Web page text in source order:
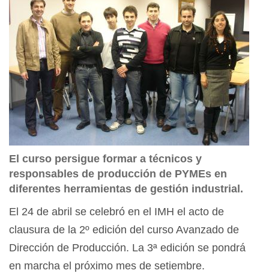
El curso persigue formar a técnicos y
responsables de producción de PYMEs en
diferentes herramientas de gestión industrial.
El 24 de abril se celebró en el IMH el acto de
clausura de la 2º edición del curso Avanzado de
Dirección de Producción. La 3ª edición se pondrá
en marcha el próximo mes de setiembre.